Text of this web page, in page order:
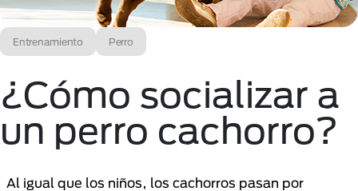
Entrenamiento Perro
¿Cómo socializar a
un perro cachorro?
Al igual que los niños, los cachorros pasan por